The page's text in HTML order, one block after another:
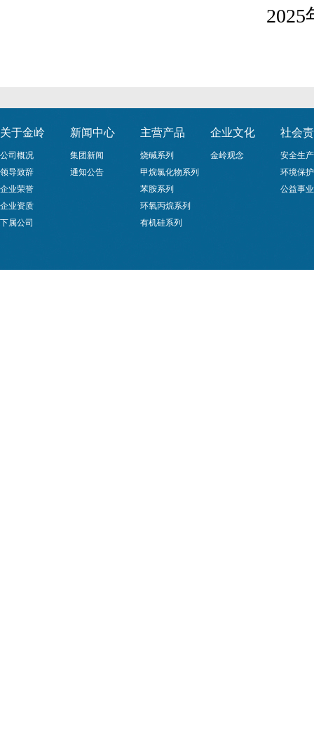
2025
关于金岭
公司概况
领导致辞
企业荣誉
企业资质
下属公司
新闻中心
集团新闻
通知公告
主营产品
烧碱系列
甲烷氯化物系列
苯胺系列
环氧丙烷系列
有机硅系列
企业文化
金岭观念
社会
安全生产
环境保护
公益事业